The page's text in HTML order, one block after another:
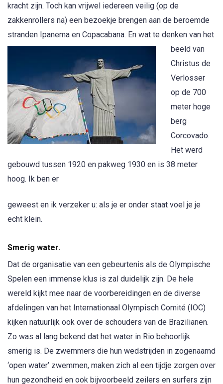
kracht zijn. Toch kan vrijwel iedereen veilig (op de
zakkenrollers na) een bezoekje brengen aan de beroemde
stranden Ipanema en Copacabana. En wat te denken van het
beeld van
Christus de
Verlosser
op de 700
meter hoge
berg
Corcovado.
Het werd
gebouwd tussen 1920 en pakweg 1930 en is 38 meter
hoog. Ik ben er
geweest en ik verzeker u: als je er onder staat voel je je
echt klein.
Smerig water.
Dat de organisatie van een gebeurtenis als de Olympische
Spelen een immense klus is zal duidelijk zijn. De hele
wereld kijkt mee naar de voorbereidingen en de diverse
afdelingen van het Internationaal Olympisch Comité (IOC)
kijken natuurlijk ook over de schouders van de Brazilianen.
Zo was al lang bekend dat het water in Rio behoorlijk
smerig is. De zwemmers die hun wedstrijden in zogenaamd
‘open water’ zwemmen, maken zich al een tijdje zorgen over
hun gezondheid en ook bijvoorbeeld zeilers en surfers zijn